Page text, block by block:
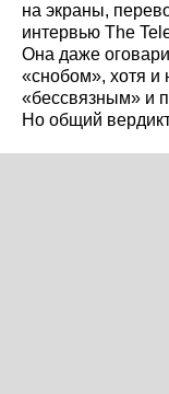
на экраны,
интервью The
Она даже
«снобом», хотя
«бессвязным» и
Но общий